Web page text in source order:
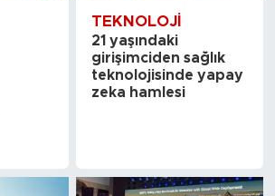
TEKNOLOJI
21 yaşındaki
girişimciden sağlık
teknolojisinde yapay
zeka hamlesi